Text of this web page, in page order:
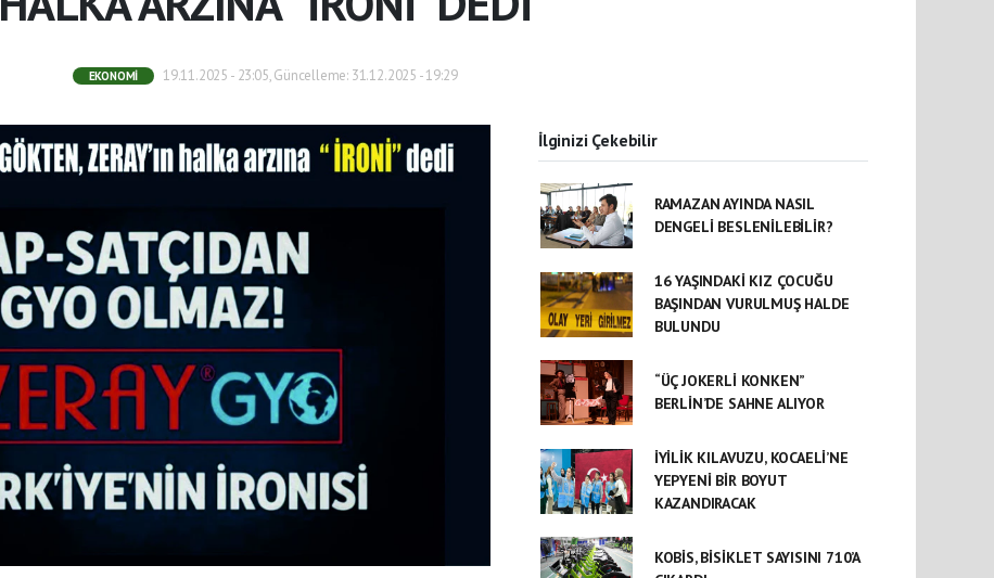
EKONOMI 19.11.2025 - 23:05, Güncelleme: 31.12.2025 - 19:29
İlginizi Çekebilir
RAMAZAN AYINDA NASIL
DENGELİ BESLENİLEBİLİR?
16 YAŞINDAKİ KIZ ÇOCUĞU
BAŞINDAN VURULMUŞ HALDE
BULUNDU
“ÜÇ JOKERLİ KONKEN”
BERLİN’DE SAHNE ALIYOR
İYİLİK KILAVUZU, KOCAELİ’NE
YEPYENİ BİR BOYUT
KAZANDIRACAK
KOBİS, BİSİKLET SAYISINI 710’A